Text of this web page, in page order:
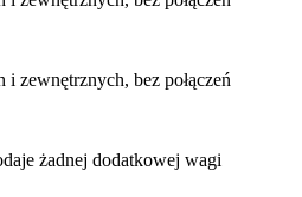
zewnętrznych, bez połączeń
żadnej dodatkowej wagi